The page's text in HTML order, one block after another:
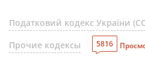
Податковий кодекс України
Прочие кодексы
5816